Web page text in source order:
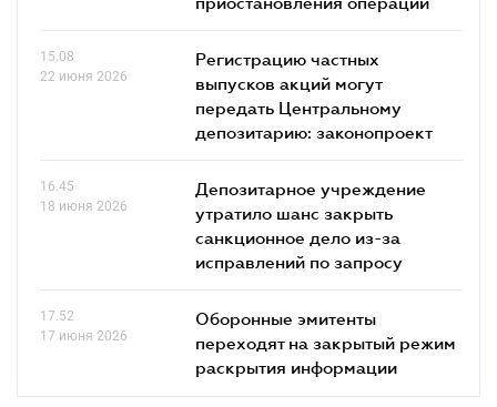
15.08
22 июня 2026
Регистрацию частных
выпусков акций могут
передать Центральному
депозитарию: законопроект
16.45
18 июня 2026
Депозитарное учреждение
утратило шанс закрыть
санкционное дело из-за
исправлений по запросу
17.52
17 июня 2026
Оборонные эмитенты
переходят на закрытый режим
раскрытия информации